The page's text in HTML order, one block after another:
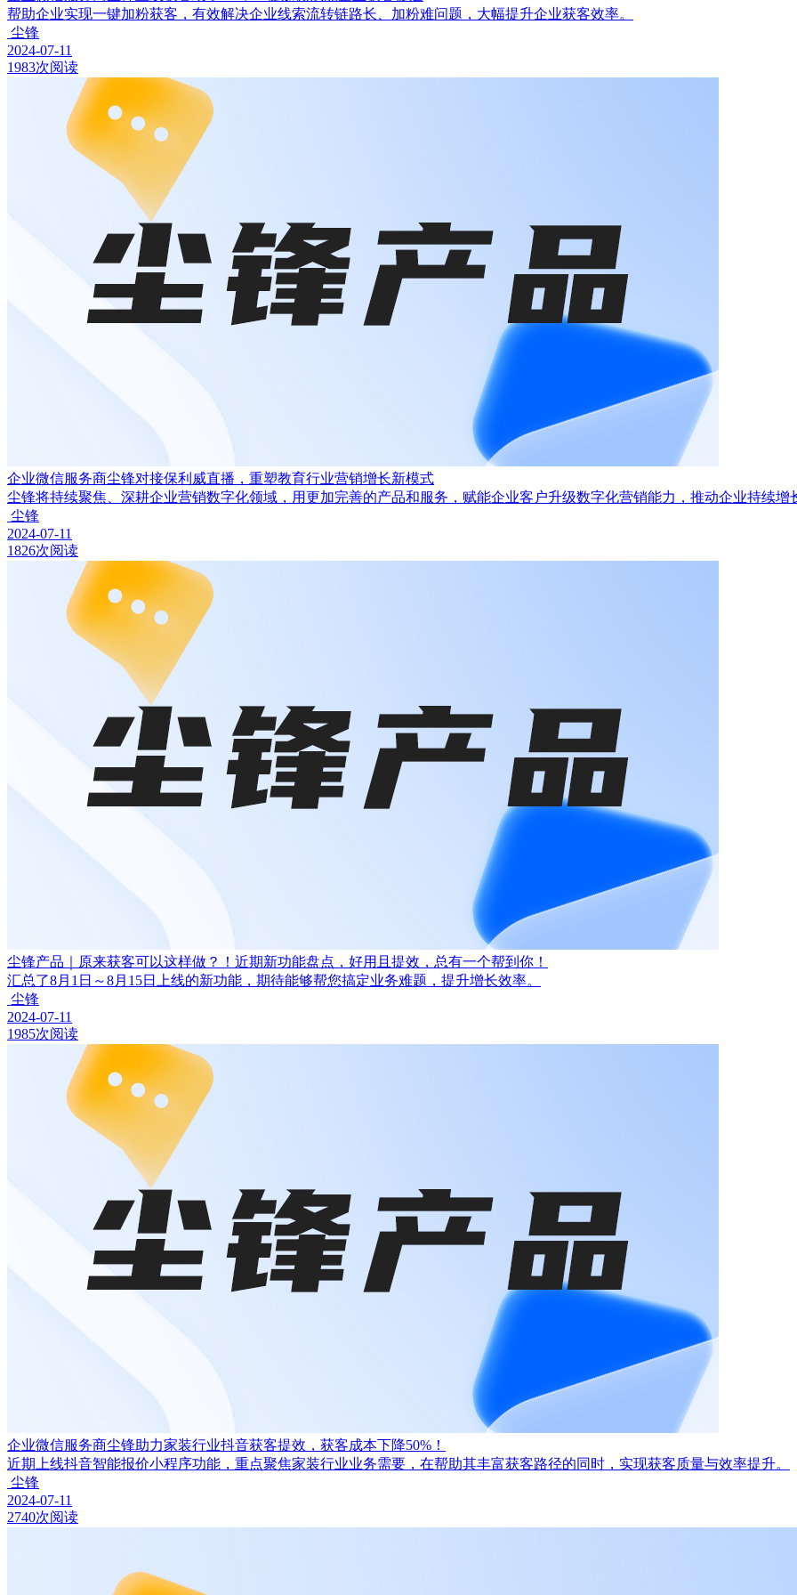
帮助企业实现一键加粉获客，有效解决企业线索流转链路长、加粉难问题，大幅提升企业获客效率。
尘锋
2024-07-11
1983次阅读
企业微信服务商尘锋对接保利威直播，重塑教育行业营销增长新模式
尘锋将持续聚焦、深耕企业营销数字化领域，用更加完善的产品和服务，赋能企业客户升级数字化营销能力，推动企业持续增
尘锋
2024-07-11
1826次阅读
尘锋产品｜原来获客可以这样做？！近期新功能盘点，好用且提效，总有一个帮到你！
汇总了8月1日～8月15日上线的新功能，期待能够帮您搞定业务难题，提升增长效率。
尘锋
2024-07-11
1985次阅读
企业微信服务商尘锋助力家装行业抖音获客提效，获客成本下降50%！
近期上线抖音智能报价小程序功能，重点聚焦家装行业业务需要，在帮助其丰富获客路径的同时，实现获客质量与效率提升。
尘锋
2024-07-11
2740次阅读